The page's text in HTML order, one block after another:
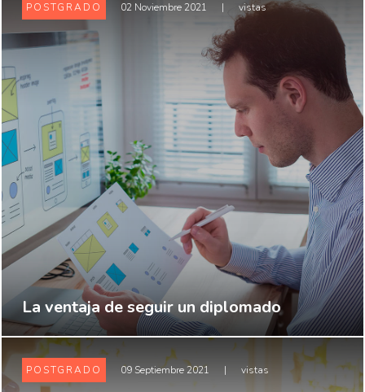
POSTGRADO 02 Noviembre 2021 | vistas
La ventaja de seguir un diplomado
POSTGRADO 09 Septiembre 2021 | vistas